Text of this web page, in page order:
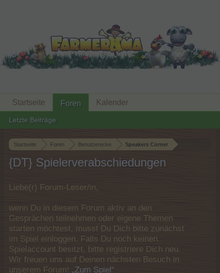
Startseite Foren Benutzerecke Speakers Corner
{DT} Spielerverabschiedungen
Liebe(r) Forum-Leser/in,
wenn Du in diesem Forum aktiv an den
Gesprächen teilnehmen oder eigene Themen
starten möchtest, musst Du Dich bitte zunächst
im Spiel einloggen. Falls Du noch keinen
Spielaccount besitzt, bitte registriere Dich neu.
Wir freuen uns auf Deinen nächsten Besuch in
unserem Forum! „Zum Spiel“
Startseite Foren
Letzte Beiträge
Kalender